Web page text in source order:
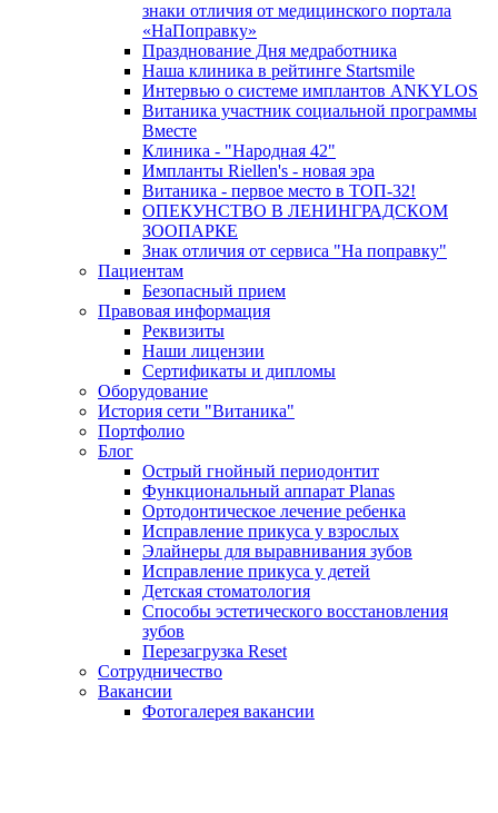
знаки отличия от медицинского портала
«НаПоправку»
Празднование Дня медработника
Наша клиника в рейтинге Startsmile
Интервью о системе имплантов ANKYLOS
Витаника участник социальной программы
Вместе
Клиника - "Народная 42"
Импланты Riellen's - новая эра
Витаника - первое место в ТОП-32!
ОПЕКУНСТВО В ЛЕНИНГРАДСКОМ
ЗООПАРКЕ
Знак отличия от сервиса "На поправку"
Пациентам
Безопасный прием
Правовая информация
Реквизиты
Наши лицензии
Сертификаты и дипломы
Оборудование
История сети "Витаника"
Портфолио
Блог
Острый гнойный периодонтит
Функциональный аппарат Planas
Ортодонтическое лечение ребенка
Исправление прикуса у взрослых
Элайнеры для выравнивания зубов
Исправление прикуса у детей
Детская стоматология
Способы эстетического восстановления
зубов
Перезагрузка Reset
Сотрудничество
Вакансии
Фотогалерея вакансии